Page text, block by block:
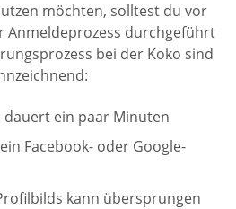
möchten, solltest du vor
Anmeldeprozess durchgeführt
bei der Koko sind
dauert ein paar Minuten
Facebook- oder Google-
kann übersprungen